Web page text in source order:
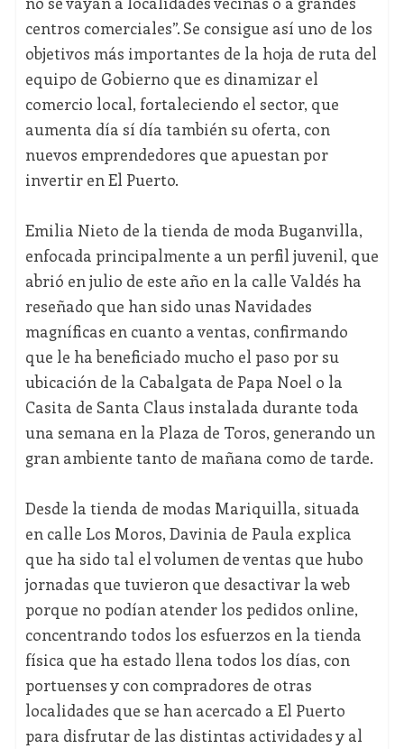
centros comerciales”. Se consigue así uno de los
objetivos más importantes de la hoja de ruta del
equipo de Gobierno que es dinamizar el
comercio local, fortaleciendo el sector, que
aumenta día sí día también su oferta, con
nuevos emprendedores que apuestan por
invertir en El Puerto.
Emilia Nieto de la tienda de moda Buganvilla,
enfocada principalmente a un perfil juvenil, que
abrió en julio de este año en la calle Valdés ha
reseñado que han sido unas Navidades
magníficas en cuanto a ventas, confirmando
que le ha beneficiado mucho el paso por su
ubicación de la Cabalgata de Papa Noel o la
Casita de Santa Claus instalada durante toda
una semana en la Plaza de Toros, generando un
gran ambiente tanto de mañana como de tarde.
Desde la tienda de modas Mariquilla, situada
en calle Los Moros, Davinia de Paula explica
que ha sido tal el volumen de ventas que hubo
jornadas que tuvieron que desactivar la web
porque no podían atender los pedidos online,
concentrando todos los esfuerzos en la tienda
física que ha estado llena todos los días, con
portuenses y con compradores de otras
localidades que se han acercado a El Puerto
para disfrutar de las distintas actividades y al